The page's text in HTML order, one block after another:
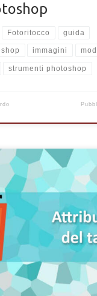
Fotoritocco guida
immagini
strumenti photoshop
sul linguaggio HTML
il tag img, cioè il
e gestione di
pagina HTML. La
utenti a seguire e
indirizza meglio nelle